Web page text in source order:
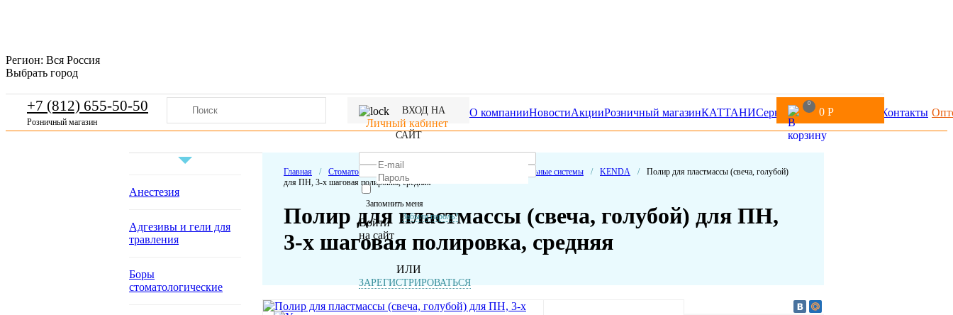
Регион: Вся Россия
Выбрать город
+7 (812) 655-50-50
Розничный магазин Личный кабинет
ВХОД НА
САЙТ
Запомнить меня
Забыли пароль?
Войти
на сайт
ИЛИ
ЗАРЕГИСТРИРОВАТЬСЯ
0
0 Р
О компанииНовостиАкцииРозничный магазинКАТТАНИСервисДоставка и оплата Контакты
Анестезия
Адгезивы и гели для
травления
Боры
стоматологические
Главная / Стоматологические расходные материалы Полировальные системы / KENDA /
Полир для пластмассы (свеча, голубой)
для ПН, 3-х шаговая полировка, средняя
Полир для пластмассы (свеча, голубой) для ПН,
3-х шаговая полировка, средняя